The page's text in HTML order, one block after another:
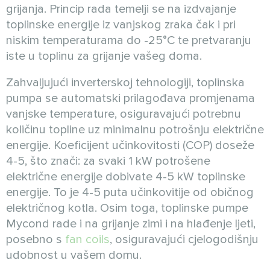
grijanja. Princip rada temelji se na izdvajanje
toplinske energije iz vanjskog zraka čak i pri
niskim temperaturama do -25°C te pretvaranju
iste u toplinu za grijanje vašeg doma.
Zahvaljujući inverterskoj tehnologiji, toplinska
pumpa se automatski prilagođava promjenama
vanjske temperature, osiguravajući potrebnu
količinu topline uz minimalnu potrošnju električne
energije. Koeficijent učinkovitosti (COP) doseže
4-5, što znači: za svaki 1 kW potrošene
električne energije dobivate 4-5 kW toplinske
energije. To je 4-5 puta učinkovitije od običnog
električnog kotla. Osim toga, toplinske pumpe
Mycond rade i na grijanje zimi i na hlađenje ljeti,
posebno s fan coils, osiguravajući cjelogodišnju
udobnost u vašem domu.